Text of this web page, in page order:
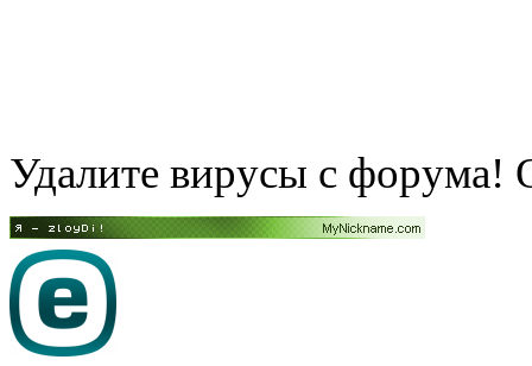
Удалите вирусы с форума!